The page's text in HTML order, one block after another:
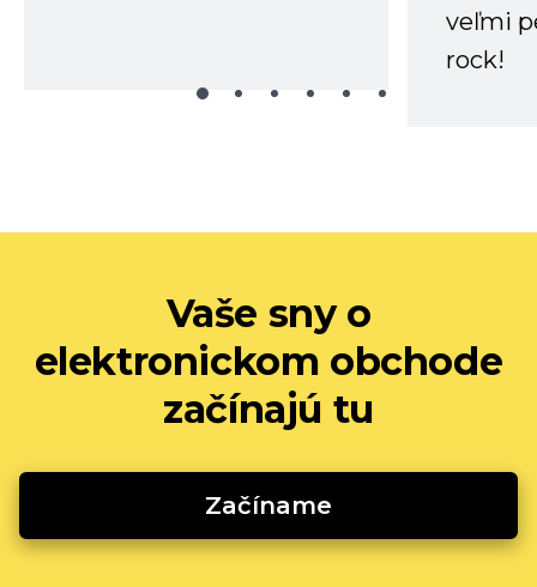
veľmi
rock!
Vaše sny o
elektronickom obchode
začínajú tu
Začíname